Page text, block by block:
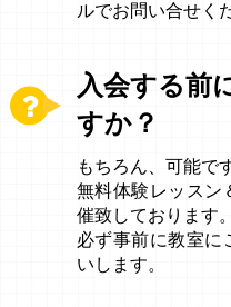
ルでお問い合せく
入会する前
すか？
もちろん、可能で
無料体験レッスン
催致しております。
必ず事前に教室に
いします。